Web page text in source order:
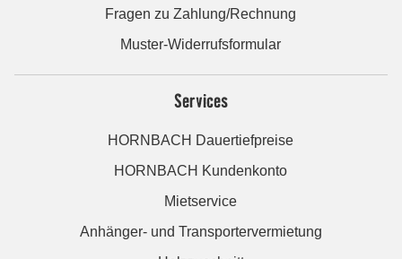
Fragen zu Zahlung/Rechnung
Muster-Widerrufsformular
Services
HORNBACH Dauertiefpreise
HORNBACH Kundenkonto
Mietservice
Anhänger- und Transportervermietung